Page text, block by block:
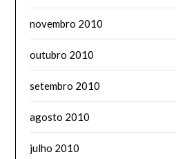
novembro 2010
outubro 2010
setembro 2010
agosto 2010
julho 2010